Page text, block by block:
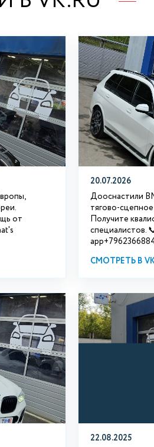
от
20.07.2026
Дооснастили
тягово-
Получите
специалистов.
СМОТРЕТЬ В
22.08.2025